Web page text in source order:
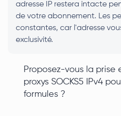
adresse IP restera intacte
de votre abonnement. Les
constantes, car l'adresse
exclusivité.
Proposez-vous la prise
proxys SOCKS5 IPv4
formules ?